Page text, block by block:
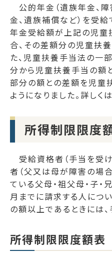
公的年金（遺族年金、
金、遺族補償など）を受
年金受給額が上記の児童
合、その差額分の児童扶
た、児童扶養手当法の一
分から児童扶養手当の額
部分の額との差額を児童
ようになりました。詳しく
所得制限限度
受給資格者（手当を受け
者（父又は母が障害の場
ている父母・祖父母・子・
月までに請求する人につ
の額以上であるときには
所得制限限度額表